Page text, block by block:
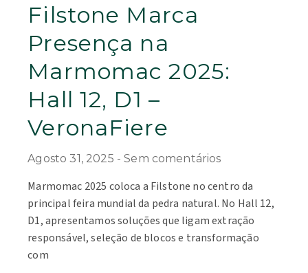
Filstone Marca
Presença na
Marmomac 2025:
Hall 12, D1 –
VeronaFiere
Agosto 31, 2025 Sem comentários
Marmomac 2025 coloca a Filstone no centro da
principal feira mundial da pedra natural. No Hall 12,
D1, apresentamos soluções que ligam extração
responsável, seleção de blocos e transformação
com